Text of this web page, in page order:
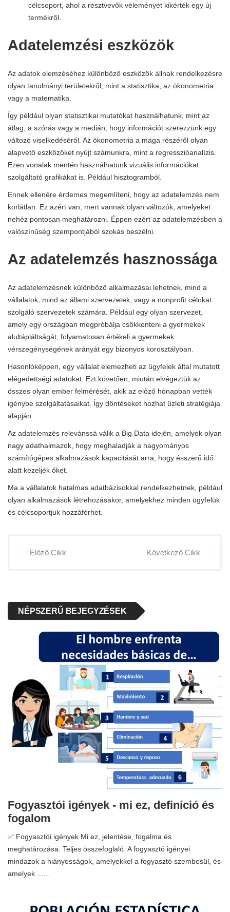
célcsoport, ahol a résztvevők véleményét kikérték egy új
termékről.
Adatelemzési eszközök
Az adatok elemzéséhez különböző eszközök állnak rendelkezésre
olyan tanulmányi területekről, mint a statisztika, az ökonometria
vagy a matematika.
Így például olyan statisztikai mutatókat használhatunk, mint az
átlag, a szórás vagy a medián, hogy információt szerezzünk egy
változó viselkedéséről. Az ökonometria a maga részéről olyan
alapvető eszközöket nyújt számunkra, mint a regresszióanalízis.
Ezen vonalak mentén használhatunk vizuális információkat
szolgáltató grafikákat is. Például hisztogramból.
Ennek ellenére érdemes megemlíteni, hogy az adatelemzés nem
korlátlan. Ez azért van, mert vannak olyan változók, amelyeket
nehéz pontosan meghatározni. Éppen ezért az adatelemzésben a
valószínűség szempontjából szokás beszélni.
Az adatelemzés hasznossága
Az adatelemzésnek különböző alkalmazásai lehetnek, mind a
vállalatok, mind az állami szervezetek, vagy a nonprofit célokat
szolgáló szervezetek számára. Például egy olyan szervezet,
amely egy országban megpróbálja csökkenteni a gyermekek
alultápláltságát, folyamatosan értékeli a gyermekek
vérszegénységének arányát egy bizonyos korosztályban.
Hasonlóképpen, egy vállalat elemezheti az ügyfelek által mutatott
elégedettségi adatokat. Ezt követően, miután elvégeztük az
összes olyan ember felmérését, akik az előző hónapban vették
igénybe szolgáltatásaikat. Így döntéseket hozhat üzleti stratégiája
alapján.
Az adatelemzés relevánssá válik a Big Data idején, amelyek olyan
nagy adathalmazok, hogy meghaladják a hagyományos
számítógépes alkalmazások kapacitását arra, hogy ésszerű idő
alatt kezeljék őket.
Ma a vállalatok hatalmas adatbázisokkal rendelkezhetnek, például
olyan alkalmazások létrehozásakor, amelyekhez minden ügyfelük
és célcsoportjuk hozzáférhet.
Előző Cikk Következő Cikk
NÉPSZERŰ BEJEGYZÉSEK
Fogyasztói igények - mi ez, definíció és
fogalom
✅ Fogyasztói igények Mi ez, jelentése, fogalma és
meghatározása. Teljes összefoglaló. A fogyasztó igényei
mindazok a hiányosságok, amelyekkel a fogyasztó szembesül, és
amelyek ...…